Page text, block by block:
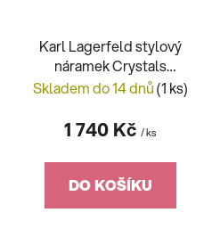
Karl Lagerfeld stylový
náramek Crystals
KLAYC34
Skladem do 14 dnů(1 ks)
1 740 Kč / ks
DO KOŠÍKU